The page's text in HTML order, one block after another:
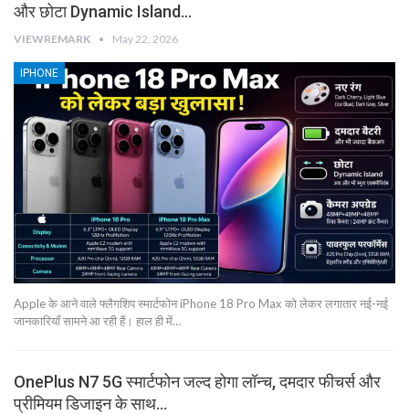
और छोटा Dynamic Island…
VIEWREMARK May 22, 2026
IPHONE
Apple के आने वाले फ्लैगशिप स्मार्टफोन iPhone 18 Pro Max को लेकर लगातार नई-नई
जानकारियाँ सामने आ रही हैं। हाल ही में…
OnePlus N7 5G स्मार्टफोन जल्द होगा लॉन्च, दमदार फीचर्स और
प्रीमियम डिजाइन के साथ…